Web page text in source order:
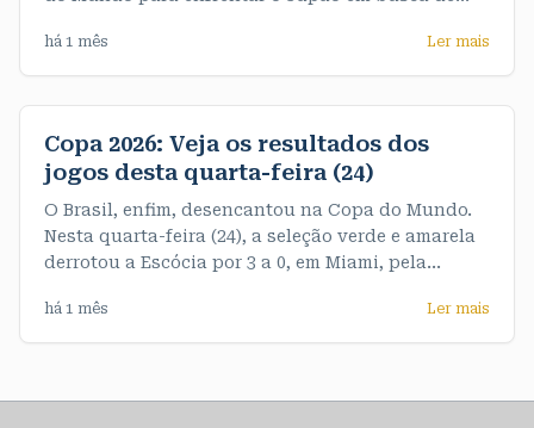
às 13h (horário de Rondônia). A partir de agora,
não há espaço para erros: quem vencer avança, e
há 1 mês Ler mais
Copa 2026: Veja os resultados dos
jogos desta quarta-feira (24)
O Brasil, enfim, desencantou na Copa do Mundo.
Nesta quarta-feira (24), a seleção verde e amarela
derrotou a Escócia por 3 a 0, em Miami, pela
garantiu o primeiro objetivo do Mundial, que era
terminar o grupo na liderança, com sete pontos. >>
há 1 mês Ler mais